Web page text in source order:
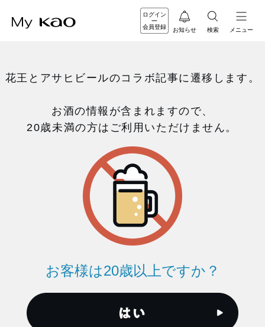
ログイン
会員登録
お知らせ 検索 メニュー
花王とアサヒビールのコラボ記事に遷移します。
お酒の情報が含まれますので、
20歳未満の方はご利用いただけません。
お客様は20歳以上ですか？